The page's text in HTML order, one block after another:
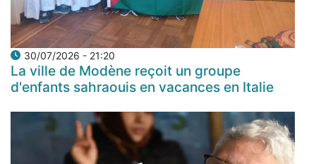
30/07/2026 - 21:20
La ville de Modène reçoit un groupe
d'enfants sahraouis en vacances en Italie